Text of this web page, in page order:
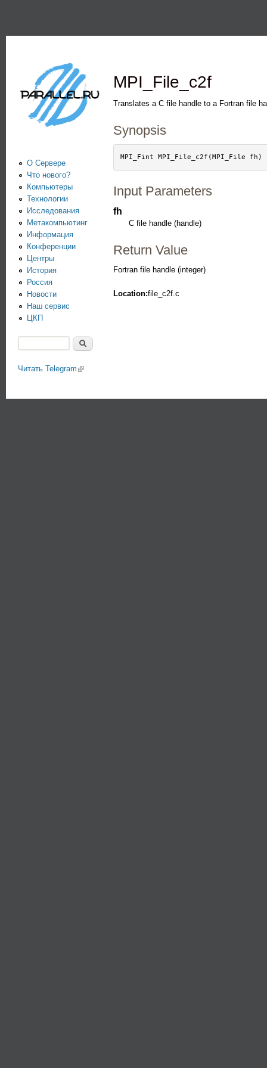
Информационно-
аналитический
центр по
параллельным
вычислениям
MPI_File_c2f
Translates a C file handle to a Fortran file
Synopsis
Input Parameters
fh
C file handle (handle)
Return Value
Fortran file handle (integer)
Location:file_c2f.c
О Сервере
Что нового?
Компьютеры
Технологии
Исследования
Метакомпьютинг
Информация
Конференции
Центры
История
Россия
Новости
Наш сервис
ЦКП
Читать Telegram (link is external)